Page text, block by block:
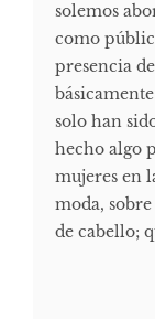
solemos
como
presencia
solo han
hecho algo
mujeres en
moda,
de cabello;